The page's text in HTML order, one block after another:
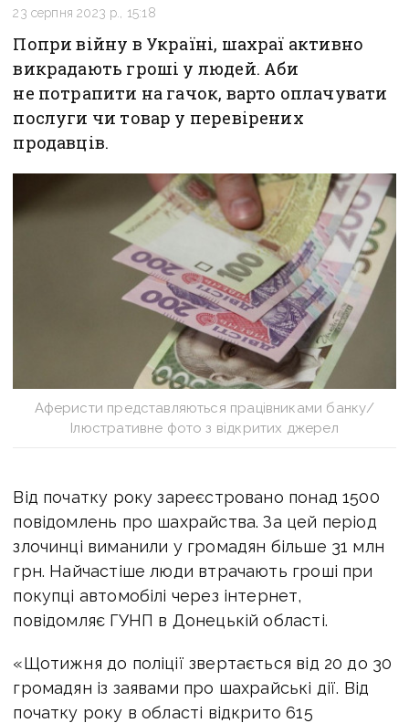
23 серпня 2023 р., 15:18
Попри війну в Україні, шахраї активно
викрадають гроші у людей. Аби
не потрапити на гачок, варто оплачувати
послуги чи товар у перевірених
продавців.
Аферисти представляються працівниками банку/
Ілюстративне фото з відкритих джерел
Від початку року зареєстровано понад 1500
повідомлень про шахрайства. За цей період
злочинці виманили у громадян більше 31 млн
грн. Найчастіше люди втрачають гроші при
покупці автомобілі через інтернет,
повідомляє ГУНП в Донецькій області.
«Щотижня до поліції звертається від 20 до 30
громадян із заявами про шахрайські дії. Від
початку року в області відкрито 615